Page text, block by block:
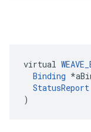
virtual
Binding
StatusReport
)